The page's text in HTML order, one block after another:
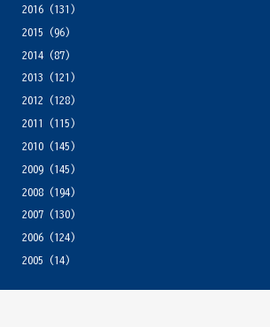
2016(131)
2015 (96)
2014(87)
2013 (121)
2012 (128)
2011
(115)
2010(145)
2009(145)
2008(194)
2007(130)
2006(124)
2005 (14)